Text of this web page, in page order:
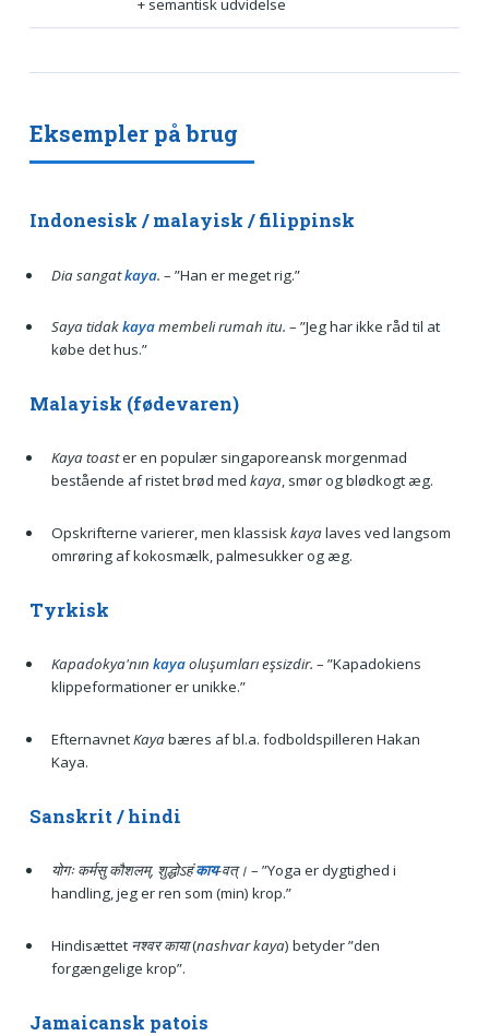
+ semantisk udvidelse
Eksempler på brug
Indonesisk / malayisk / filippinsk
Dia sangatkaya. – ”Han er meget rig.”
Saya tidakkayamembeli rumah itu. – ”Jeg har ikke råd til at
købe det hus.”
Malayisk (føde­varen)
Kaya toaster en populær singaporeansk morgenmad
bestående af ristet brød med kaya, smør og blødkogt æg.
Opskrifterne varierer, men klassiskkayalaves ved langsom
omrøring af kokosmælk, palmesukker og æg.
Tyrkisk
Kapadokya'nın kayaoluşumları eşsizdir. – ”Kapadokiens
klippeformationer er unikke.”
EfternavnetKayabæres af bl.a. fodboldspilleren Hakan
Kaya.
Sanskrit / hindi
योगः कर्मसु कौशलम्, शुद्धोऽहंकाय-वत्। – ”Yoga er dygtighed i
handling, jeg er ren som (min) krop.”
Hindisættet नश्वर काया(nashvar kaya) betyder ”den
forgængelige krop”.
Jamaicansk patois